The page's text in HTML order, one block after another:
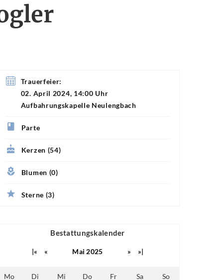
Trauerfeier:
02. April 2024, 14:00 Uhr
Aufbahrungskapelle Neulengbach
Parte
Kerzen (54)
Blumen (0)
Sterne (3)
Bestattungskalender
|« « Mai 2025 » »|
Mo Di Mi Do Fr Sa So